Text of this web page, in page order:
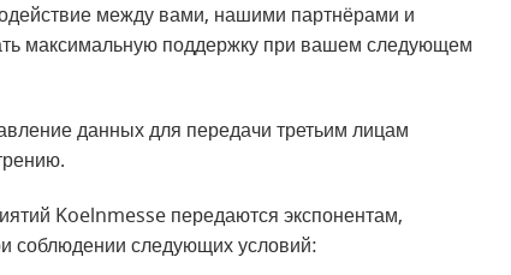
между вами, нашими партнёрами и
максимальную поддержку при вашем следующем
данных для передачи третьим лицам
Koelnmesse передаются экспонентам,
соблюдении следующих условий: